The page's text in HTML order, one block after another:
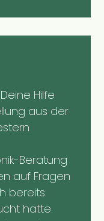
Hilfe
aus der
Beratung
auf Fragen
bereits
hatte.